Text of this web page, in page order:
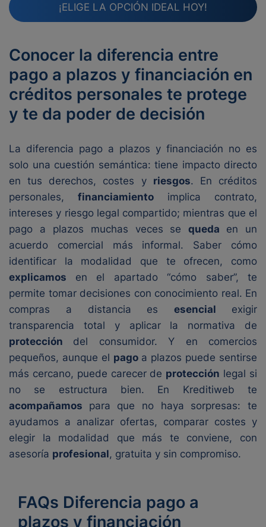
¡ELIGE LA OPCIÓN IDEAL HOY!
Conocer la diferencia entre
pago a plazos y financiación en
créditos personales te protege
y te da poder de decisión
La diferencia pago a plazos y financiación no es
solo una cuestión semántica: tiene impacto directo
en tus derechos, costes y riesgos. En créditos
personales,financiamiento implica contrato,
intereses y riesgo legal compartido; mientras que el
pago a plazos muchas veces sequeda en un
acuerdo comercial más informal. Saber cómo
identificar la modalidad que te ofrecen, como
explicamos en el apartado “cómo saber”, te
permite tomar decisiones con conocimiento real. En
compras a distancia esesencial exigir
transparencia total y aplicar la normativa de
protección del consumidor. Y en comercios
pequeños, aunque el pago a plazos puede sentirse
más cercano, puede carecer de protección legal si
no se estructura bien. En Kreditiweb te
acompañamos para que no haya sorpresas: te
ayudamos a analizar ofertas, comparar costes y
elegir la modalidad que más te conviene, con
asesoría profesional, gratuita y sin compromiso.
FAQs Diferencia pago a
plazos y financiación